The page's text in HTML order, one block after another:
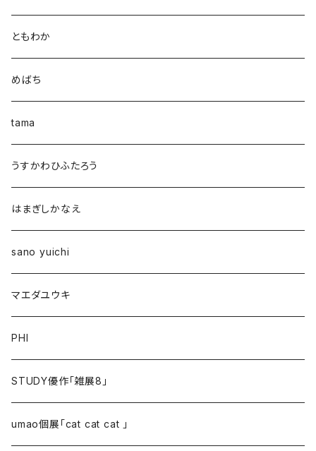
ともわか
めばち
tama
うすかわひふたろう
はまぎしかなえ
sano yuichi
マエダユウキ
PHI
STUDY優作「雑展8」
umao個展「cat cat cat 」